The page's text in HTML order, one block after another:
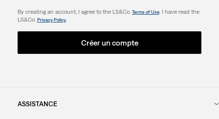
By creating an account, I agree to the LS&Co. Terms of Use. I have read the
LS&Co. Privacy Policy.
Créer un compte
ASSISTANCE